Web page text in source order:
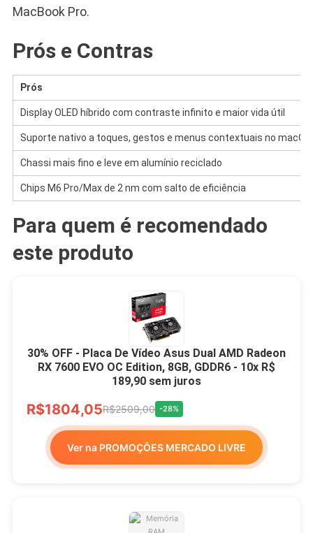
MacBook Pro.
Prós e Contras
Prós
Display OLED híbrido com contraste infinito e maior vida útil
Suporte nativo a toques, gestos e menus contextuais no macOS
Chassi mais fino e leve em alumínio reciclado
Chips M6 Pro/Max de 2 nm com salto de eficiência
Para quem é recomendado
este produto
30% OFF - Placa De Vídeo Asus Dual AMD Radeon
RX 7600 EVO OC Edition, 8GB, GDDR6 - 10x R$
189,90 sem juros
R$1804,05R$2509,00 -28%
Ver na PROMOÇÕES MERCADO LIVRE